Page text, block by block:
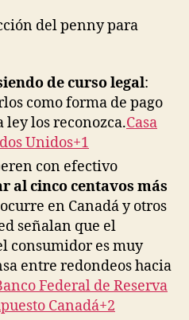
del penny para
de curso legal:
como forma de pago
ley los reconozca.Casa
Unidos+1
con efectivo
al cinco centavos más
en Canadá y otros
señalan que el
consumidor es muy
entre redondeos hacia
Federal de Reserva
Canadá+2